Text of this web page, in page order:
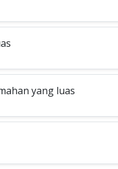
yang luas